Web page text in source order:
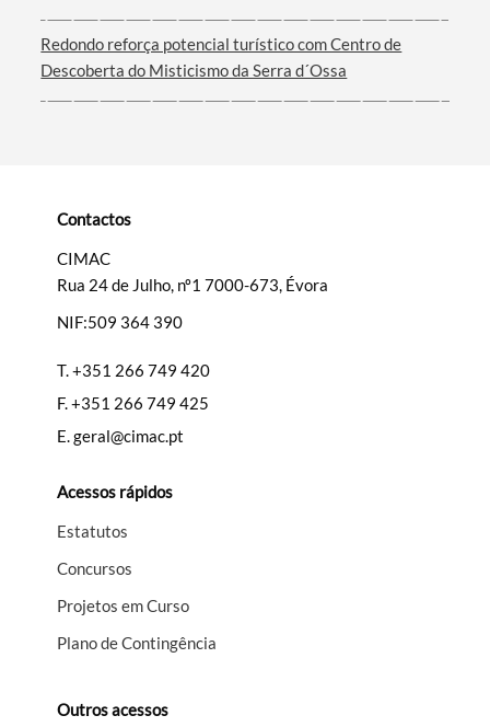
Filtros
Redondo reforça potencial turístico com Centro de
Descoberta do Misticismo da Serra d´Ossa
Contactos
CIMAC
Rua 24 de Julho, nº1 7000-673, Évora
NIF:509 364 390
T.+351 266 749 420
F.+351 266 749 425
E.geral@cimac.pt
Acessos rápidos
Estatutos
Concursos
Projetos em Curso
Plano de Contingência
Outros acessos